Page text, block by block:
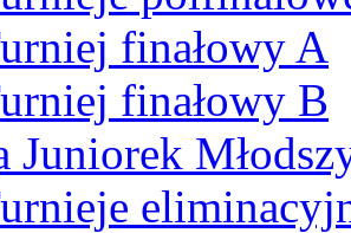
finałowy A
finałowy B
Juniorek